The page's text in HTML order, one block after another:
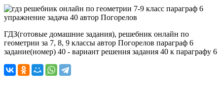
ГДЗ(готовые домашние задания), решебник онлайн по
геометрии за 7, 8, 9 классы автор Погорелов параграф 6
задание(номер) 40 - вариант решения задания 40 к параграфу 6